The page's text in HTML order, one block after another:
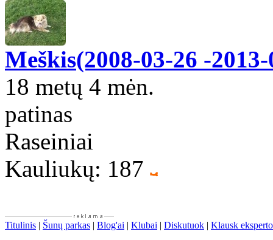
Meškis(2008-03-26 -
18 metų 4 mėn.
patinas
Raseiniai
Kauliukų: 187
Titulinis | Šunų parkas | Blog'ai | Klubai | Diskutuok | Klausk eksperto